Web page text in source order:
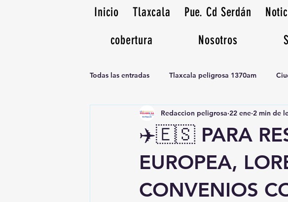
Inicio Tlaxcala Pue. Cd Serdán
cobertura
Nosotros
Todas las entradas Tlaxcala peligrosa 1370am
Noticias Musicales radio 1370am Tianguis
✈️🇪🇸 PARA
EUROPEA,
CONVENIOS
Redaccion peligrosa 22 ene 2 min de